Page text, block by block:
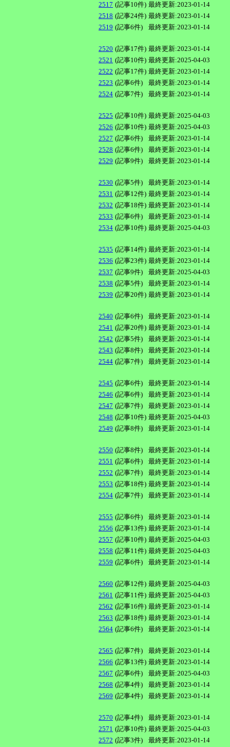
2517 (記事10件) 最終更新:2023-01-14
2518 (記事24件) 最終更新:2023-01-14
2519 (記事6件) 最終更新:2023-01-14
2520 (記事17件) 最終更新:2023-01-14
2521 (記事10件) 最終更新:2025-04-03
2522 (記事17件) 最終更新:2023-01-14
2523 (記事6件)
最終更新:2023-01-14
2524 (記事7件) 最終更新:2023-01-14
2525 (記事10件) 最終更新:2025-04-03
2526 (記事10件) 最終更新:2025-04-03
2527 (記事6件)
最終更新:2023-01-14
2528 (記事6件)
最終更新:2023-01-14
2529 (記事9件) 最終更新:2023-01-14
2530 (記事5件)
最終更新:2023-01-14
2531 (記事12件) 最終更新:2023-01-14
2532 (記事18件) 最終更新:2023-01-14
2533 (記事6件)
最終更新:2023-01-14
2534 (記事10件) 最終更新:2025-04-03
2535 (記事14件) 最終更新:2023-01-14
2536 (記事23件) 最終更新:2023-01-14
2537 (記事9件)
最終更新:2025-04-03
2538 (記事5件)
最終更新:2023-01-14
2539 (記事20件) 最終更新:2023-01-14
2540 (記事6件)
最終更新:2023-01-14
2541 (記事20件) 最終更新:2023-01-14
2542 (記事5件)
最終更新:2023-01-14
2543 (記事8件)
最終更新:2023-01-14
2544 (記事7件) 最終更新:2023-01-14
2545 (記事6件)
最終更新:2023-01-14
2546 (記事6件)
最終更新:2023-01-14
2547 (記事7件)
最終更新:2023-01-14
2548 (記事10件) 最終更新:2025-04-03
2549 (記事8件) 最終更新:2023-01-14
2550 (記事8件)
最終更新:2023-01-14
2551 (記事6件)
最終更新:2023-01-14
2552 (記事7件)
最終更新:2023-01-14
2553 (記事18件) 最終更新:2023-01-14
2554 (記事7件) 最終更新:2023-01-14
2555 (記事6件)
最終更新:2023-01-14
2556 (記事13件) 最終更新:2023-01-14
2557 (記事10件) 最終更新:2025-04-03
2558 (記事11件) 最終更新:2025-04-03
2559 (記事6件) 最終更新:2023-01-14
2560 (記事12件) 最終更新:2025-04-03
2561 (記事11件) 最終更新:2025-04-03
2562 (記事16件) 最終更新:2023-01-14
2563 (記事18件) 最終更新:2023-01-14
2564 (記事6件) 最終更新:2023-01-14
2565 (記事7件)
最終更新:2023-01-14
2566 (記事13件) 最終更新:2023-01-14
2567 (記事6件)
最終更新:2025-04-03
2568 (記事4件)
最終更新:2023-01-14
2569 (記事4件) 最終更新:2023-01-14
2570 (記事4件)
最終更新:2023-01-14
2571 (記事10件) 最終更新:2025-04-03
2572 (記事3件)
最終更新:2023-01-14